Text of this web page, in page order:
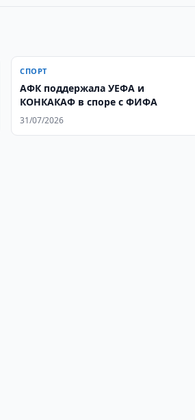
СПОРТ
АФК поддержала УЕФА и
КОНКАКАФ в споре с ФИФА
31/07/2026